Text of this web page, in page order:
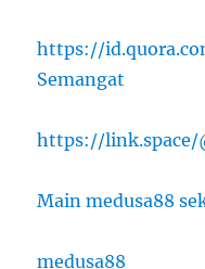
https://
Semangat
https://link.space/
Main medusa88
medusa88